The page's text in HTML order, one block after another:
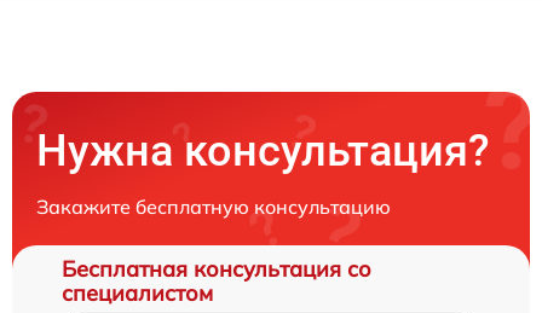
Нужна консультация?
Закажите бесплатную консультацию
Бесплатная консультация со
специалистом